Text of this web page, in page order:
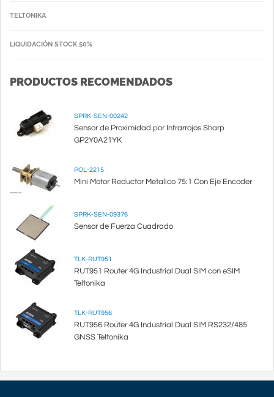
TELTONIKA
LIQUIDACIÓN STOCK 50%
PRODUCTOS RECOMENDADOS
SPRK-SEN-00242
Sensor de Proximidad por Infrarrojos Sharp
GP2Y0A21YK
POL-2215
Mini Motor Reductor Metalico 75:1 Con Eje Encoder
SPRK-SEN-09376
Sensor de Fuerza Cuadrado
TLK-RUT951
RUT951 Router 4G Industrial Dual SIM con eSIM
Teltonika
TLK-RUT956
RUT956 Router 4G Industrial Dual SIM RS232/485
GNSS Teltonika